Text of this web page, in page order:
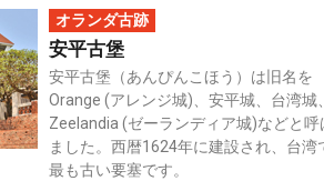
オランダ古跡
安平古堡
安平古堡（あんぴんこほう）は旧名を
Orange (アレンジ城)、安平城、台湾城
Zeelandia (ゼーランディア城)などと呼
ました。西暦1624年に建設され、台湾
最も古い要塞です。